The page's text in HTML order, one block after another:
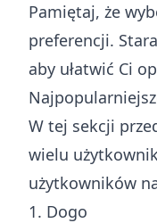
Pamiętaj, że
preferencji.
aby ułatwić Ci
W tej sekcji
wielu
użytkowników
1. Dogo